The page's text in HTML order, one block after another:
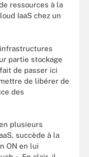
ressources à la
IaaS chez un
partie stockage
de passer ici
de libérer de
des
plusieurs
succède à la
ON en lui